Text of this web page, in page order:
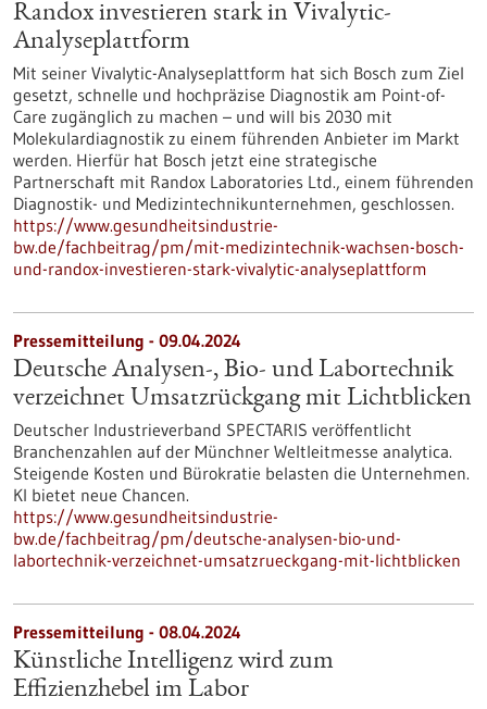
Randox investieren stark in Vivalytic-
Analyseplattform
Mit seiner Vivalytic-Analyseplattform hat sich Bosch zum Ziel
gesetzt, schnelle und hochpräzise Diagnostik am Point-of-
Care zugänglich zu machen – und will bis 2030 mit
Molekulardiagnostik zu einem führenden Anbieter im Markt
werden. Hierfür hat Bosch jetzt eine strategische
Partnerschaft mit Randox Laboratories Ltd., einem führenden
Diagnostik- und Medizintechnikunternehmen, geschlossen.
https://www.gesundheitsindustrie-
bw.de/fachbeitrag/pm/mit-medizintechnik-wachsen-bosch-
und-randox-investieren-stark-vivalytic-analyseplattform
Pressemitteilung - 09.04.2024
Deutsche Analysen-, Bio- und Labortechnik
verzeichnet Umsatzrückgang mit Lichtblicken
Deutscher Industrieverband SPECTARIS veröffentlicht
Branchenzahlen auf der Münchner Weltleitmesse analytica.
Steigende Kosten und Bürokratie belasten die Unternehmen.
KI bietet neue Chancen.
https://www.gesundheitsindustrie-
bw.de/fachbeitrag/pm/deutsche-analysen-bio-und-
labortechnik-verzeichnet-umsatzrueckgang-mit-lichtblicken
Pressemitteilung - 08.04.2024
Künstliche Intelligenz wird zum
Effizienzhebel im Labor